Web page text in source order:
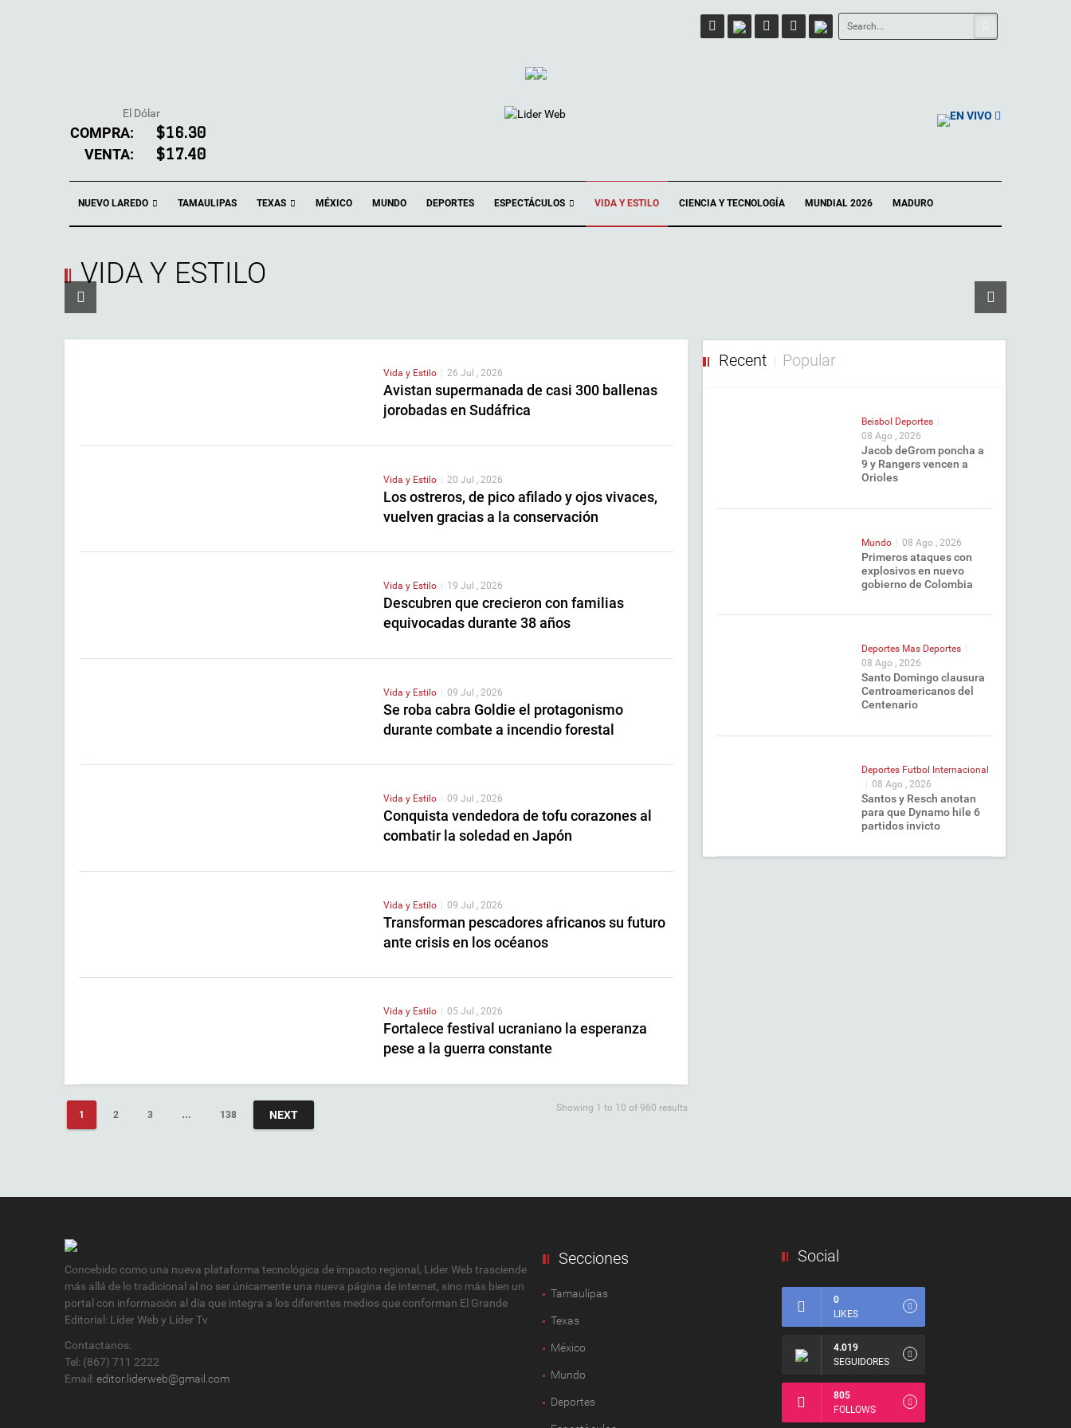
El Dólar
COMPRA: $16.30
VENTA: $17.40
EN VIVO
NUEVO LAREDO TAMAULIPAS TEXAS MÉXICO MUNDO DEPORTES ESPECTÁCULOS VIDA Y ESTILO CIENCIA Y TECNOLOGÍA MUNDIAL 2026 MADURO
VIDA Y ESTILO
Vida y Estilo 26 Jul , 2026
Avistan supermanada de casi 300 ballenas
jorobadas en Sudáfrica
Vida y Estilo | 20 Jul , 2026
Los ostreros, de pico afilado y ojos vivaces,
vuelven gracias a la conservación
Vida y Estilo 19 Jul , 2026
Descubren que crecieron con familias
equivocadas durante 38 años
Vida y Estilo | 09 Jul , 2026
Se roba cabra Goldie el protagonismo
durante combate a incendio forestal
Vida y Estilo 09 Jul , 2026
Conquista vendedora de tofu corazones al
combatir la soledad en Japón
Vida y Estilo | 09 Jul , 2026
Transforman pescadores africanos su futuro
ante crisis en los océanos
Vida y Estilo 05 Jul , 2026
Fortalece festival ucraniano la esperanza
pese a la guerra constante
1 2 3 … 138 NEXT
Showing 1 to 10 of 960 results
Recent Popular
Beisbol Deportes
08 Ago , 2026
Jacob deGrom poncha a
9 y Rangers vencen a
Orioles
Mundo | 08 Ago , 2026
Primeros ataques con
explosivos en nuevo
gobierno de Colombia
Deportes Mas Deportes
08 Ago , 2026
Santo Domingo clausura
Centroamericanos del
Centenario
Deportes Futbol Internacional
| 08 Ago , 2026
Santos y Resch anotan
para que Dynamo hile 6
partidos invicto
Concebido como una nueva plataforma tecnológica de impacto regional, Lider Web trasciende
más allá de lo tradicional al no ser únicamente una nueva página de internet, sino más bien un
portal con información al día que integra a los diferentes medios que conforman El Grande
Editorial: Líder Web y Líder Tv
Contactanos:
Tel: (867) 711 2222
Email: editor.liderweb@gmail.com
Secciones
Tamaulipas
Texas
México
Mundo
Deportes
Social
0
LIKES
4.019
SEGUIDORES
805
FOLLOWS